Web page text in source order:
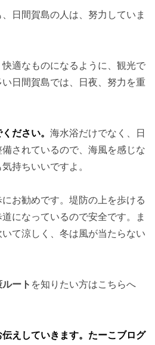
日間賀島の人は、努力していま
適なものになるように、観光で
日間賀島では、日夜、努力を重
ださい。 海水浴だけでなく、日
されているので、海風を感じな
持ちいいですよ。
お勧めです。堤防の上を歩ける
になっているので安全です。ま
て涼しく、冬は風が当たらない
ート を知りたい方はこちらへ
えしていきます。たーこブログ